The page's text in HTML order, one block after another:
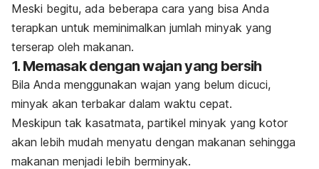
Meski begitu, ada beberapa cara yang bisa Anda
terapkan untuk meminimalkan jumlah minyak yang
terserap oleh makanan.
1. Memasak dengan wajan yang bersih
Bila Anda menggunakan wajan yang belum dicuci,
minyak akan terbakar dalam waktu cepat.
Meskipun tak kasatmata, partikel minyak yang kotor
akan lebih mudah menyatu dengan makanan sehingga
makanan menjadi lebih berminyak.